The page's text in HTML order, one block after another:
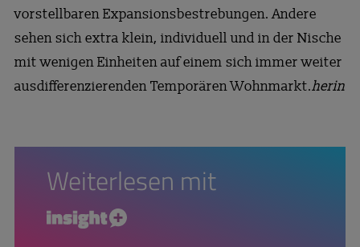
vorstellbaren Expansionsbestrebungen. Andere
sehen sich extra klein, individuell und in der Nische
mit wenigen Einheiten auf einem sich immer weiter
ausdifferenzierenden Temporären Wohnmarkt.herin
Weiterlesen mit
insight+